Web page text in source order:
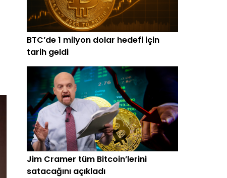
BTC’de 1 milyon dolar hedefi için
tarih geldi
Jim Cramer tüm Bitcoin’lerini
satacağını açıkladı